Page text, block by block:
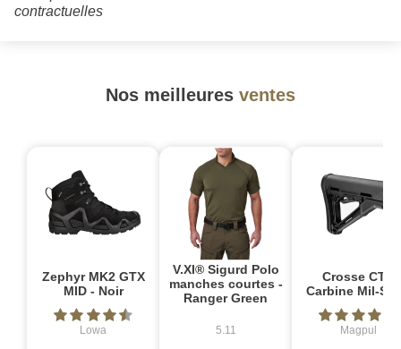
contractuelles
Nos meilleures ventes
Zephyr MK2 GTX
MID - Noir
Lowa
V.XI® Sigurd Polo
manches courtes -
Ranger Green
5.11
Crosse CTR
Carbine Mil-
Magpul